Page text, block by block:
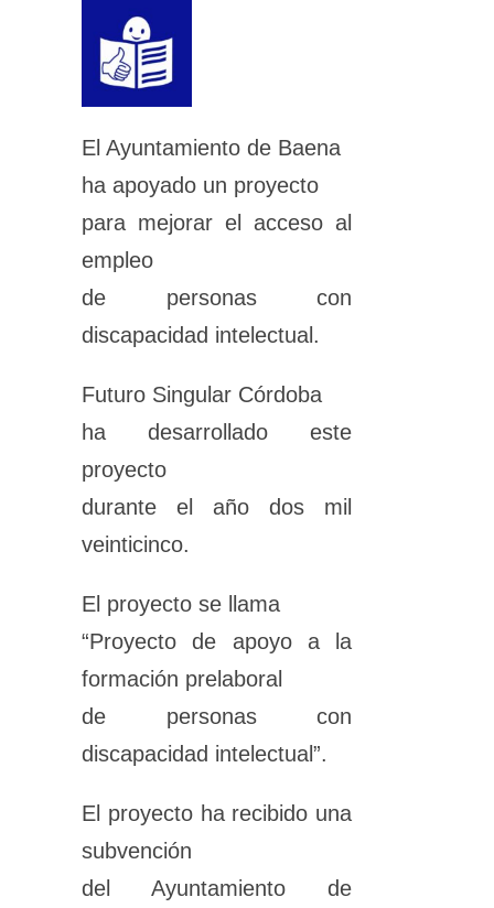
El Ayuntamiento de Baena
ha apoyado un proyecto
para mejorar el acceso al
empleo
de personas con
discapacidad intelectual.
Futuro Singular Córdoba
ha desarrollado este
proyecto
durante el año dos mil
veinticinco.
El proyecto se llama
“Proyecto de apoyo a la
formación prelaboral
de personas con
discapacidad intelectual”.
El proyecto ha recibido una
subvención
del Ayuntamiento de